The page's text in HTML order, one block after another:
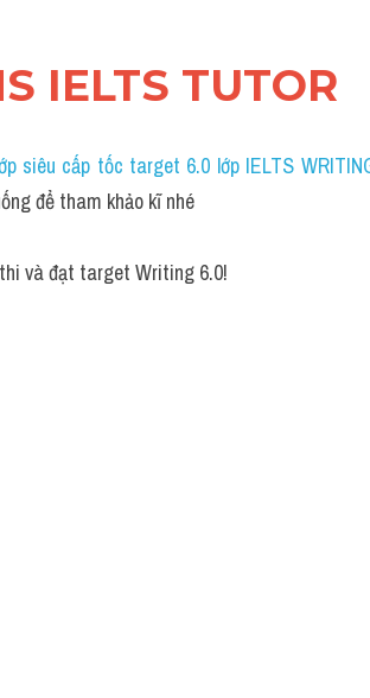
IELTS TUTOR
siêu cấp tốc target 6.0 lớp IELTS
để tham khảo kĩ nhé
và đạt target Writing 6.0!